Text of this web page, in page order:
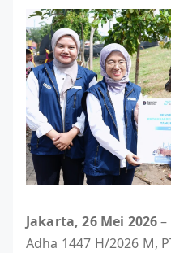
Jakarta, 26 Mei 2026
Adha 1447 H/2026 M,